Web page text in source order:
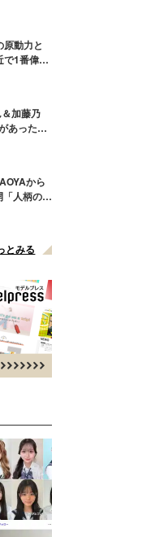
動力と
で1番偉大
加藤乃
あったわ
から
人柄の良
とみる